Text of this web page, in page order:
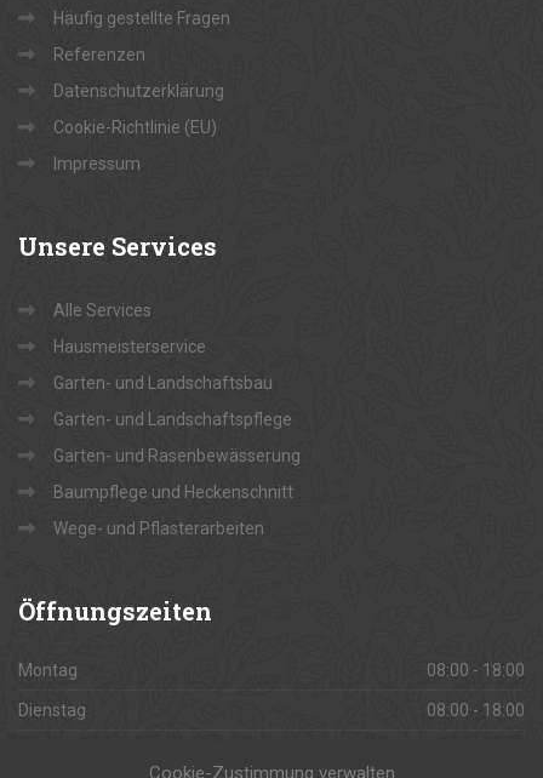
Cookie-Zustimmung verwalten
Häufig gestellte Fragen
Referenzen
Datenschutzerklärung
Cookie-Richtlinie (EU)
Impressum
Unsere Services
Alle Services
Hausmeisterservice
Garten- und Landschaftsbau
Garten- und Landschaftspflege
Garten- und Rasenbewässerung
Baumpflege und Heckenschnitt
Wege- und Pflasterarbeiten
Öffnungszeiten
Montag 08:00 - 18:00
Dienstag 08:00 - 18:00